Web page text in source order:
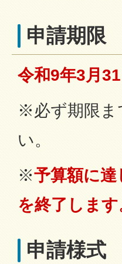
申請期限
令和9年3月
※必ず期限ま
い。
※予算額に
を終了しま
申請様式